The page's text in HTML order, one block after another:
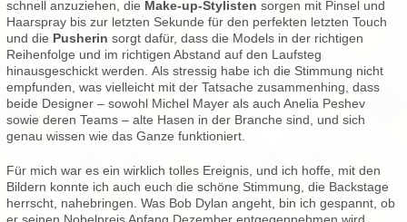
schnell anzuziehen, die Make-up-Stylisten sorgen mit Pinsel und
Haarspray bis zur letzten Sekunde für den perfekten letzten Touch
und die Pusherin sorgt dafür, dass die Models in der richtigen
Reihenfolge und im richtigen Abstand auf den Laufsteg
hinausgeschickt werden. Als stressig habe ich die Stimmung nicht
empfunden, was vielleicht mit der Tatsache zusammenhing, dass
beide Designer – sowohl Michel Mayer als auch Anelia Peshev
sowie deren Teams – alte Hasen in der Branche sind, und sich
genau wissen wie das Ganze funktioniert.
Für mich war es ein wirklich tolles Ereignis, und ich hoffe, mit den
Bildern konnte ich auch euch die schöne Stimmung, die Backstage
herrscht, nahebringen. Was Bob Dylan angeht, bin ich gespannt, ob
er seinen Nobelpreis Anfang Dezember entgegennehmen wird.